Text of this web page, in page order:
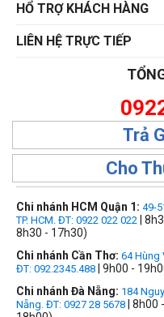
HỔ TRỢ KHÁCH HÀNG
LIÊN HỆ TRỰC TIẾP
Trả
Cho
Chi nhánh HCM Quận 1: 49-
TP. HCM. ĐT: 0922 022 022 |
8h30 - 17h30)
Chi nhánh Cần Thơ: 64 Hùng
ĐT: 092.2345.488 | 9h00 -
Chi nhánh Đà Nẵng: 184
Nẵng. ĐT: 0927 28 5678 | 8h00